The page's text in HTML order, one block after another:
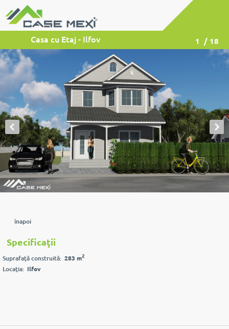
Casa cu Etaj - Ilfov 1 / 18
înapoi
Specificaţii
Suprafaţă construită: 283 m2
Locaţia: Ilfov